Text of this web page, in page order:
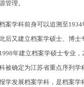
管理。
学科前身可以追溯至1934
后又建立档案学硕士、博
年建立档案学硕士专业
被确定为江苏省重点序列
学发展档案学科，是档案学